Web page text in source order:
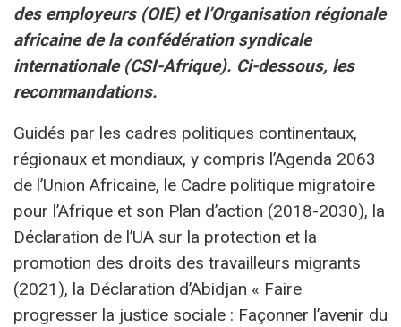
des employeurs (OIE) et l’Organisation régionale
africaine de la confédération syndicale
internationale (CSI-Afrique). Ci-dessous, les
recommandations.
Guidés par les cadres politiques continentaux,
régionaux et mondiaux, y compris l’Agenda 2063
de l’Union Africaine, le Cadre politique migratoire
pour l’Afrique et son Plan d’action (2018-2030), la
Déclaration de l’UA sur la protection et la
promotion des droits des travailleurs migrants
(2021), la Déclaration d’Abidjan « Faire
progresser la justice sociale : Façonner l’avenir du